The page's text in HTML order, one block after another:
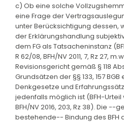
c) Ob eine solche
eine Frage der
unter Berücksichtigung dessen,
der Erklärungshandlung
dem FG als Tatsacheninstanz
R 62/08, BFH/NV 2011, 7, Rz 27,
Revisionsgericht gemäß § 118
Grundsätzen der §§ 133, 157
Denkgesetze und
jedenfalls möglich ist (BFH-Urteil
BFH/NV 2016, 203, Rz 38). Die --
bestehende-- Bindung des BFH